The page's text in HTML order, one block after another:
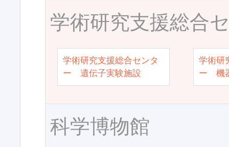
学術研究支援総合
学術研究支援総合センタ
ー 遺伝子実験施設
学術研
ー 機
科学博物館